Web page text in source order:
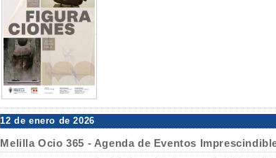
12 de enero de 2026
Melilla Ocio 365 - Agenda de Eventos